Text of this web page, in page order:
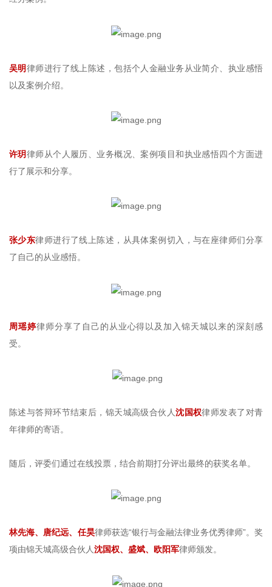
吴明律师进行了线上陈述，包括个人金融业务从业简介、执业感悟
以及案例介绍。
许玥律师从个人履历、业务概况、案例项目和执业感悟四个方面进
行了展示和分享。
张少东律师进行了线上陈述，从具体案例切入，与在座律师们分享
了自己的从业感悟。
周瑶婷律师分享了自己的从业心得以及加入锦天城以来的深刻感
受。
陈述与答辩环节结束后，锦天城高级合伙人沈国权律师发表了对青
年律师的寄语。
随后，评委们通过在线投票，结合前期打分评出最终的获奖名单。
林先海、唐纪远、任昊律师获选“银行与金融法律业务优秀律师”。奖
项由锦天城高级合伙人沈国权、盛斌、欧阳军律师颁发。